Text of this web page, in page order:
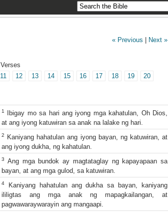
« Previous Next »
Verses
11 12 13 14 15 16 17 18 19 20
1
Ibigay mo sa hari ang iyong mga kahatulan, Oh Dios,
at ang iyong katuwiran sa anak na lalake ng hari.
2
Kaniyang hahatulan ang iyong bayan, ng katuwiran, at
ang iyong dukha, ng kahatulan.
3
Ang mga bundok ay magtataglay ng kapayapaan sa
bayan, at ang mga gulod, sa katuwiran.
4
Kaniyang hahatulan ang dukha sa bayan, kaniyang
ililigtas ang mga anak ng mapagkailangan, at
pagwawaraywarayin ang mangaapi.